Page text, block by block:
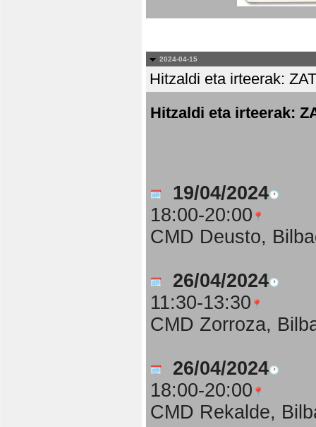
2024-04-15
Hitzaldi eta irteerak:
Hitzaldi eta irteerak:
19/04/2024
18:00-20:00
CMD Deusto,
26/04/2024
11:30-13:30
CMD Zorroza,
26/04/2024
18:00-20:00
CMD Rekalde,